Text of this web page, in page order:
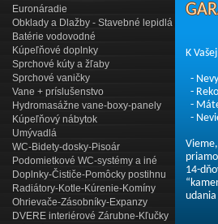
Euronáradie
Obklady a Dlažby - Stavebné lepidlá
Batérie vodovodné
Kúpeľňové doplnky
Sprchové kúty a žľaby
Sprchové vaničky
Vane + príslušenstvo
Hydromasážne vane-boxy-panely
Kúpeľňový nábytok
Umývadlá
WC-Bidety-dosky-Pisoár
Podomietkové WC-systémy a iné
Doplnky-Čističe-Pomôcky postihnu
Radiátory-Kotle-Kúrenie-Komíny
Ohrievače-Zásobníky-Expanzy
DVERE interiérové Zárubne-Kľučky
K
-
-
-
-
14-